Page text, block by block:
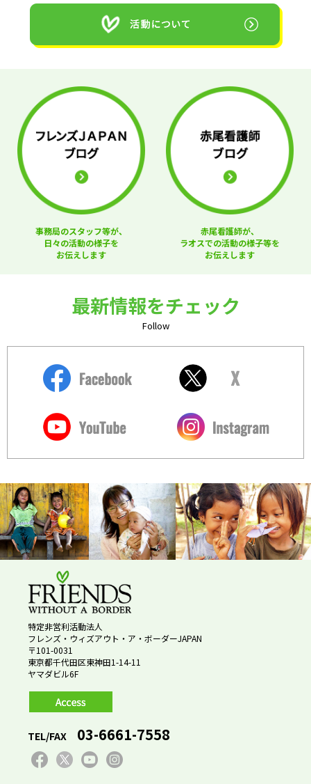
事務局のスタッフ等が、
日々の活動の様子を
お伝えします
赤尾看護師が、
ラオスでの活動の様子等を
お伝えします
最新情報をチェック
Follow
特定非営利活動法人
フレンズ・ウィズアウト・ア・ボーダーJAPAN
〒101-0031
東京都千代田区東神田1-14-11
ヤマダビル6F
TEL/FAX 03-6661-7558